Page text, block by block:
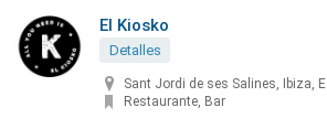
El Kiosko
Detalles
Sant Jordi de ses Salines, Ibiza,
Restaurante, Bar